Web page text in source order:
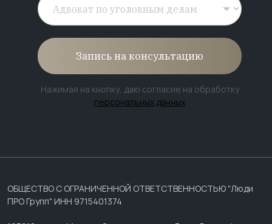
Запись на консультацию
Нажимая на кнопку, даю согласие на обработку
персональных данных
ОБЩЕСТВО С ОГРАНИЧЕННОЙ ОТВЕТСТВЕННОСТЬЮ "Люди
ПРО Групп" ИНН 9715401374